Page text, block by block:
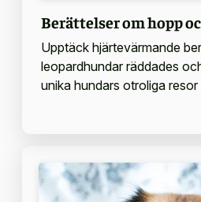
Berättelser om hopp
Upptäck hjärtevärmande
leopardhundar räddades
unika hundars otroliga resor